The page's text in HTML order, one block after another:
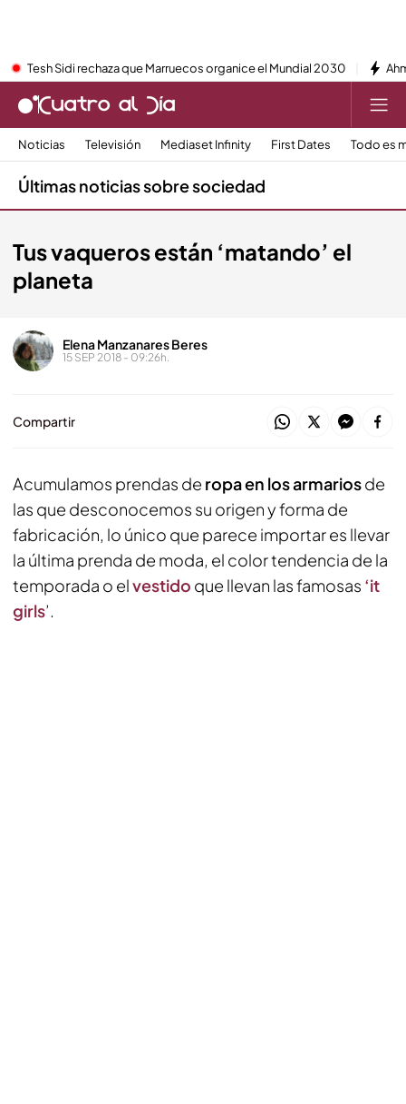
Tesh Sidi rechaza que Marruecos organice el Mundial 2030
Noticias Televisión Mediaset Infinity First Dates Todo es
Últimas noticias sobre sociedad
Tus vaqueros están ‘matando’ el
planeta
Elena Manzanares Beres
15 SEP 2018 - 09:26h.
Compartir
Acumulamos prendas de ropa en los armariosde
las que desconocemos su origen y forma de
fabricación, lo único que parece importar es llevar
la última prenda de moda, el color tendencia de la
temporada o elvestido que llevan las famosas ‘it
girls’.